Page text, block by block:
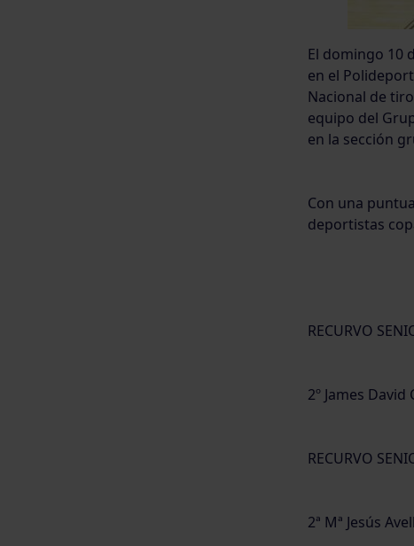
El domingo 10
en el
Nacional de
equipo del
en la sección
Con una
deportistas
RECURVO
2º James
RECURVO
2ª Mª Jesús